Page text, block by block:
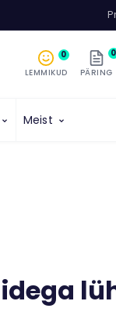
0
LEMMIKUD
0
PÄRING
Meist